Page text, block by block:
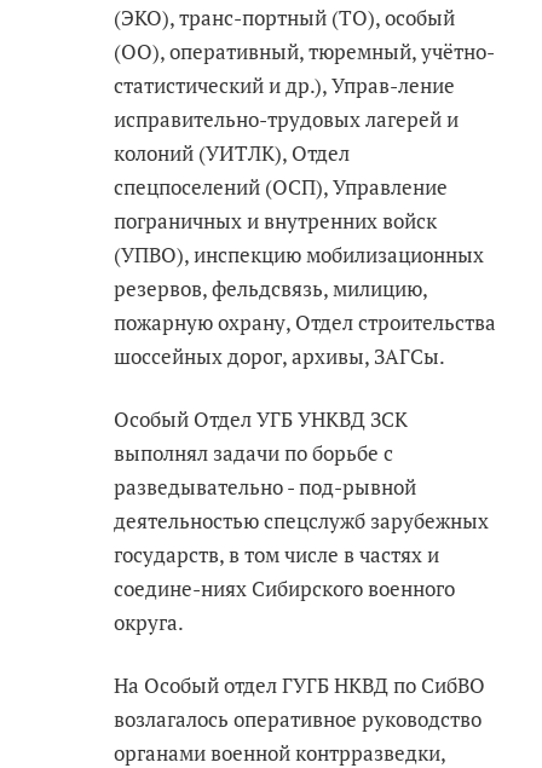
(ЭКО), транс-портный (ТО), особый
(ОО), оперативный, тюремный, учётно-
статистический и др.), Управ-ление
исправительно-трудовых лагерей и
колоний (УИТЛК), Отдел
спецпоселений (ОСП), Управление
пограничных и внутренних войск
(УПВО), инспекцию мобилизационных
резервов, фельдсвязь, милицию,
пожарную охрану, Отдел строительства
шоссейных дорог, архивы, ЗАГСы.
Особый Отдел УГБ УНКВД ЗСК
выполнял задачи по борьбе с
разведывательно - под-рывной
деятельностью спецслужб зарубежных
государств, в том числе в частях и
соедине-ниях Сибирского военного
округа.
На Особый отдел ГУГБ НКВД по СибВО
возлагалось оперативное руководство
органами военной контрразведки,